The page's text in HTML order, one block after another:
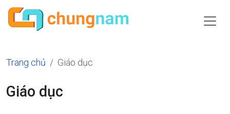
Trang chủ Giáo dục
Giáo dục